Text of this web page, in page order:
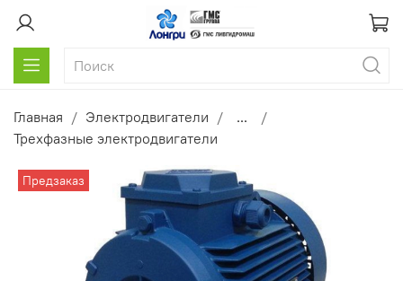
Главная Электродвигатели
...
Трехфазные электродвигатели
Предзаказ